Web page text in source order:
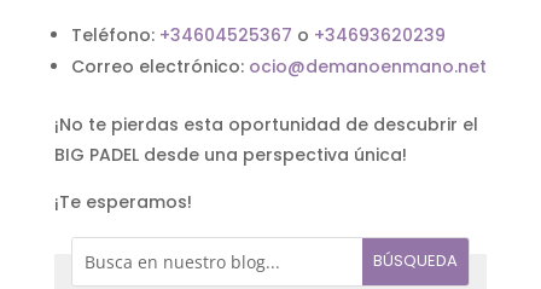
Teléfono: +34604525367 o +34693620239
Correo electrónico: ocio@demanoenmano.net
¡No te pierdas esta oportunidad de descubrir el
BIG PADEL desde una perspectiva única!
¡Te esperamos!